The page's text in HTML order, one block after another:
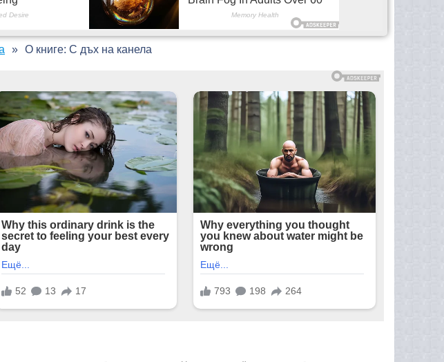
О книге: С дъх на канела